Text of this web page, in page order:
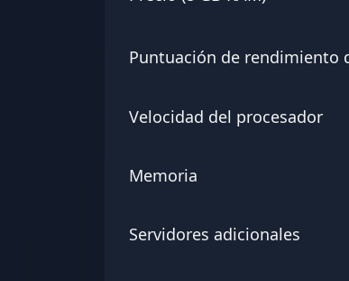
Puntuación de rendimiento
Velocidad del procesador
Memoria
Servidores adicionales